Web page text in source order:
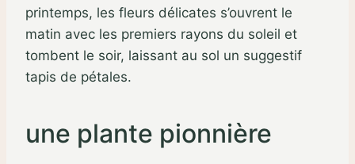
printemps, les fleurs délicates s’ouvrent le
matin avec les premiers rayons du soleil et
tombent le soir, laissant au sol un suggestif
tapis de pétales.
une plante pionnière